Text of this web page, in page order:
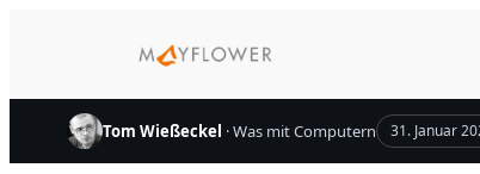
Tom Wießeckel · Was mit Computern 31. Januar